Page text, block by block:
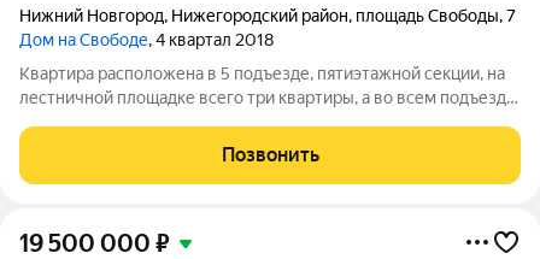
Нижний Новгород, Нижегородский район, площадь Свободы,7
Дом на Свободе, 4 квартал 2018
Квартира расположена в 5 подъезде, пятиэтажной секции, на
лестничной площадке всего три квартиры, а во всем подъезде
квартире выполнен дизайнерский ремонт, использованы
дорогие импортные
Позвонить
19 500 000 ₽